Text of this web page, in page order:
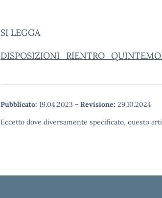
SI LEGGA
Pubblicato: 19.04.2023 - Revisione: 29.10.2024
Eccetto dove diversamente specificato, questo